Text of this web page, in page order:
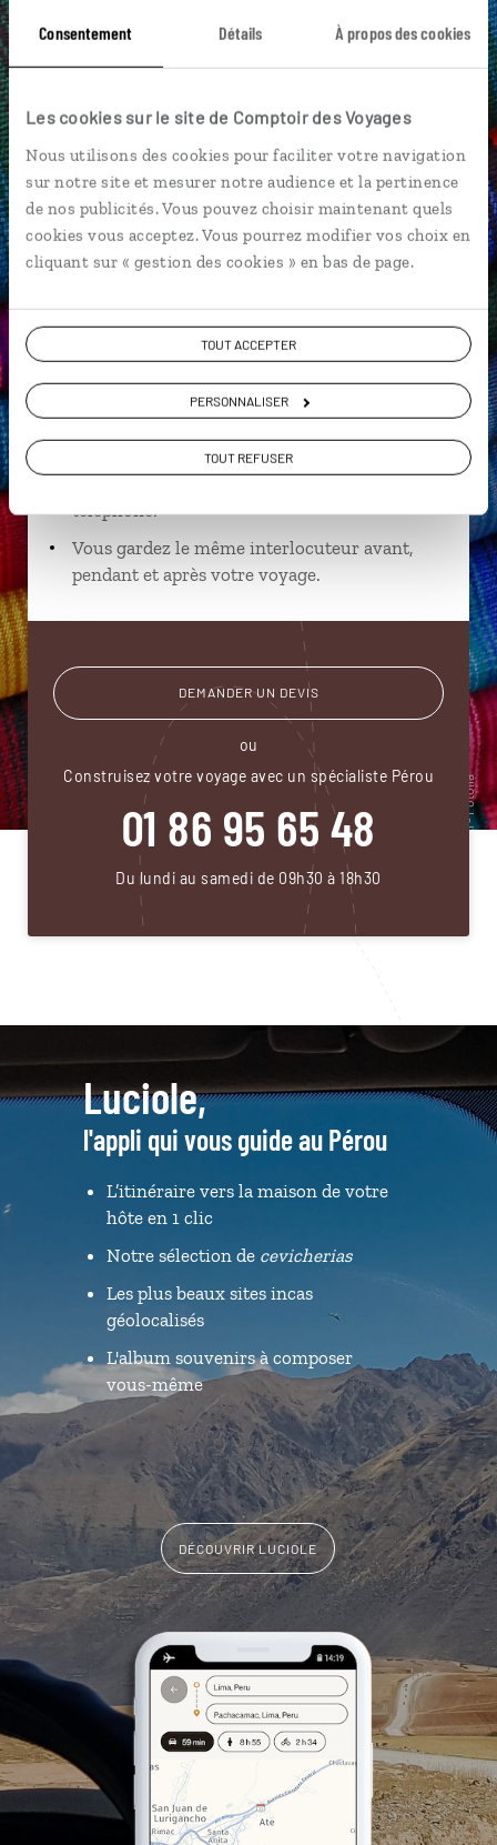
Consentement Détails À propos des cookies
Les cookies sur le site de Comptoir des Voyages
Nous utilisons des cookies pour faciliter votre navigation
sur notre site et mesurer notre audience et la pertinence
de nos publicités. Vous pouvez choisir maintenant quels
cookies vous acceptez. Vous pourrez modifier vos choix en
cliquant sur « gestion des cookies » en bas de page.
TOUT ACCEPTER
PERSONNALISER
TOUT REFUSER
Andahuaylas
Couvent Santa Catalina Barranco
David,
spécialiste Pérou
Suivez vos envies et demandez conseils à nos
Ils sauront organiser votre itinéraire au plus
près de vos envies et de la réalité du pays.
Échangez en face à face ou depuis nos studios
connectés en agence, mais aussi par email ou
téléphone.
Vous gardez le même interlocuteur avant,
pendant et après votre voyage.
DEMANDER UN DEVIS
ou
Construisez votre voyage avec un spécialiste Pérou
01 86 95 65 48
Du lundi au samedi de 09h30 à 18h30
Luciole,
l'appli qui vous guide au Pérou
L’itinéraire vers la maison de votre
hôte en 1 clic
Notre sélection de cevicherias
Les plus beaux sites incas
géolocalisés
L'album souvenirs à composer
vous-même
DÉCOUVRIR LUCIOLE